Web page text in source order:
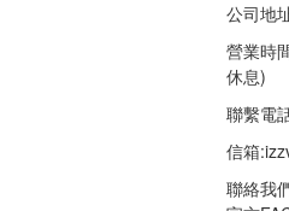
公司地
營業時
休息)
聯繫電
信箱:
聯絡我